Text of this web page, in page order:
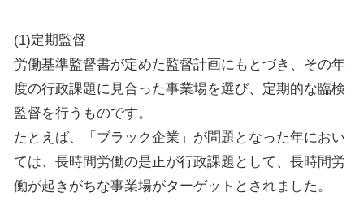
(1)定期監督
労働基準監督書が定めた監督計画にもとづき、その年
度の行政課題に見合った事業場を選び、定期的な臨検
監督を行うものです。
たとえば、「ブラック企業」が問題となった年におい
ては、長時間労働の是正が行政課題として、長時間労
働が起きがちな事業場がターゲットとされました。